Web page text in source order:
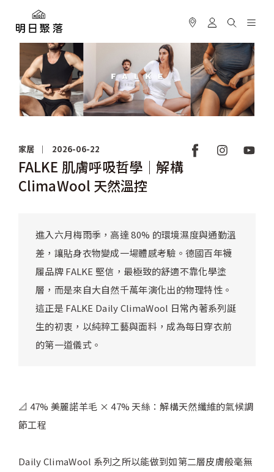
家居 2026-06-22
FALKE 肌膚呼吸哲學│解構
ClimaWool 天然溫控
進入六月梅雨季，高達 80% 的環境濕度與通勤溫
差，讓貼身衣物變成一場體感考驗。德國百年襪
履品牌 FALKE 堅信，最極致的舒適不靠化學塗
層，而是來自大自然千萬年演化出的物理特性。
這正是 FALKE Daily ClimaWool 日常內著系列誕
生的初衷，以純粹工藝與面料，成為每日穿衣前
的第一道儀式。
📐 47% 美麗諾羊毛 × 47% 天絲：解構天然纖維的氣候調
節工程
Daily ClimaWool 系列之所以能做到如第二層皮膚般毫無